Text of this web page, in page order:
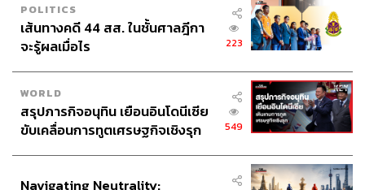
POLITICS
เส้นทางคดี 44 สส. ในชั้นศาลฎีกา
จะรู้ผลเมื่อไร
223
WORLD
สรุปภารกิจอนุทิน เยือนอินโดนีเซีย
ขับเคลื่อนการทูตเศรษฐกิจเชิงรุก
549
Navigating Neutrality: